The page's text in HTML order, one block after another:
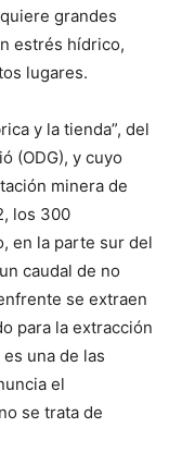
grandes
estrés hídrico,
lugares.
y la tienda”, del
(ODG), y cuyo
minera de
los 300
en la parte sur del
caudal de no
se extraen
para la extracción
una de las
el
se trata de